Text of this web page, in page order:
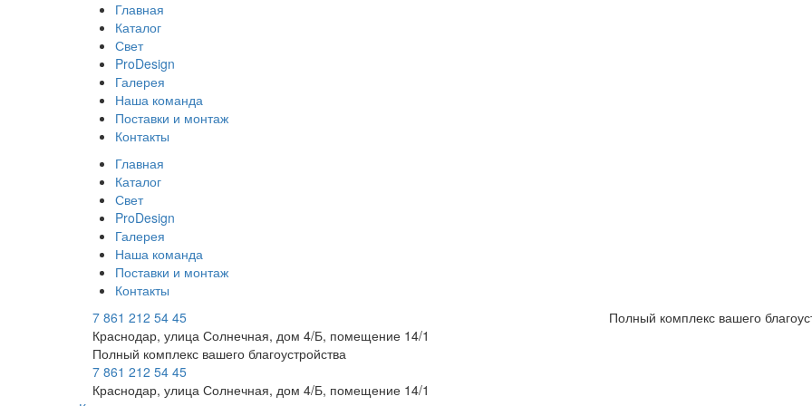
Главная
Каталог
Свет
ProDesign
Галерея
Наша команда
Поставки и монтаж
Контакты
Главная
Каталог
Свет
ProDesign
Галерея
Наша команда
Поставки и монтаж
Контакты
7 861 212 54 45
Краснодар, улица Солнечная, дом 4/Б, помещение 14/1
Полный комплекс вашего
Полный комплекс вашего благоустройства
7 861 212 54 45
Краснодар, улица Солнечная, дом 4/Б, помещение 14/1